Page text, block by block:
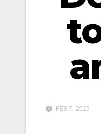
FEB 7, 2025